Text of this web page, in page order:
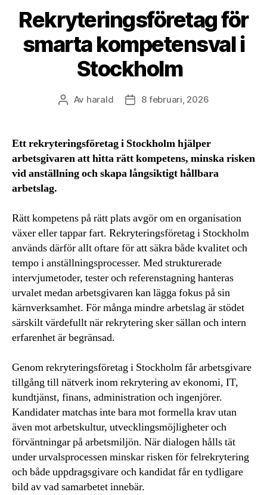
Rekryteringsföretag för
smarta kompetensval i
Stockholm
Inläggsförfattare
Av harald Inläggsdatum
8 februari, 2026
Ett rekryteringsföretag i Stockholm hjälper
arbetsgivaren att hitta rätt kompetens, minska risken
vid anställning och skapa långsiktigt hållbara
arbetslag.
Rätt kompetens på rätt plats avgör om en organisation
växer eller tappar fart. Rekryteringsföretag i Stockholm
används därför allt oftare för att säkra både kvalitet och
tempo i anställningsprocesser. Med strukturerade
intervjumetoder, tester och referenstagning hanteras
urvalet medan arbetsgivaren kan lägga fokus på sin
kärnverksamhet. För många mindre arbetslag är stödet
särskilt värdefullt när rekrytering sker sällan och intern
erfarenhet är begränsad.
Genom rekryteringsföretag i Stockholm får arbetsgivare
tillgång till nätverk inom rekrytering av ekonomi, IT,
kundtjänst, finans, administration och ingenjörer.
Kandidater matchas inte bara mot formella krav utan
även mot arbetskultur, utvecklingsmöjligheter och
förväntningar på arbetsmiljön. När dialogen hålls tät
under urvalsprocessen minskar risken för felrekrytering
och både uppdragsgivare och kandidat får en tydligare
bild av vad samarbetet innebär.